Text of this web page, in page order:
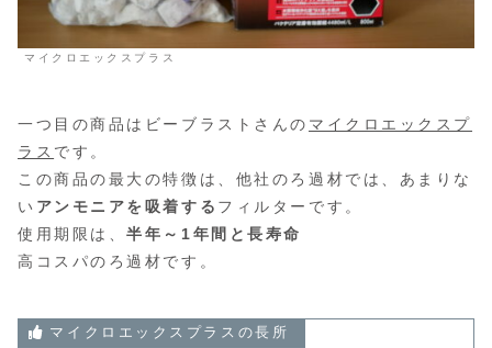
マイクロエックスプラス
一つ目の商品はビーブラストさんの マイクロエックスプ
ラス です。
この商品の最大の特徴は、他社のろ過材では、あまりな
い アンモニアを吸着する フィルターです。
使用期限は、半年～1年間と長寿命
高コスパのろ過材です。
マイクロエックスプラスの長所